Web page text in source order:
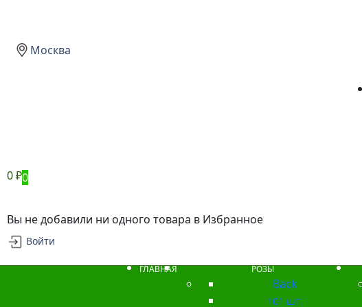
Москва
0₽0
Вы не добавили ни одного товара в Избранное
Войти
ГЛАВНАЯ РОЗЫ
Back
101 шт.